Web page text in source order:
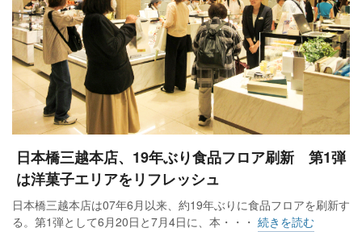
日本橋三越本店、19年ぶり食品フロア刷新 第1弾
は洋菓子エリアをリフレッシュ
日本橋三越本店は07年6月以来、約19年ぶりに食品フロアを刷新す
る。第1弾として6月20日と7月4日に、本・・・ 続きを読む